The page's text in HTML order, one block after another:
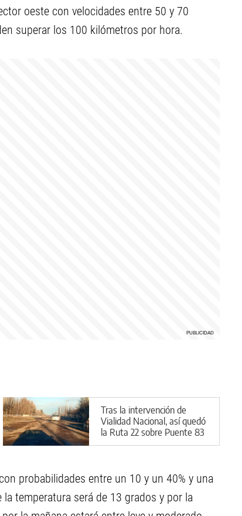
oeste con velocidades entre 50 y 70
superar los 100 kilómetros por hora.
Tras la intervención de
Vialidad Nacional, así quedó
la Ruta 22 sobre Puente 83
probabilidades entre un 10 y un 40% y una
temperatura será de 13 grados y por la